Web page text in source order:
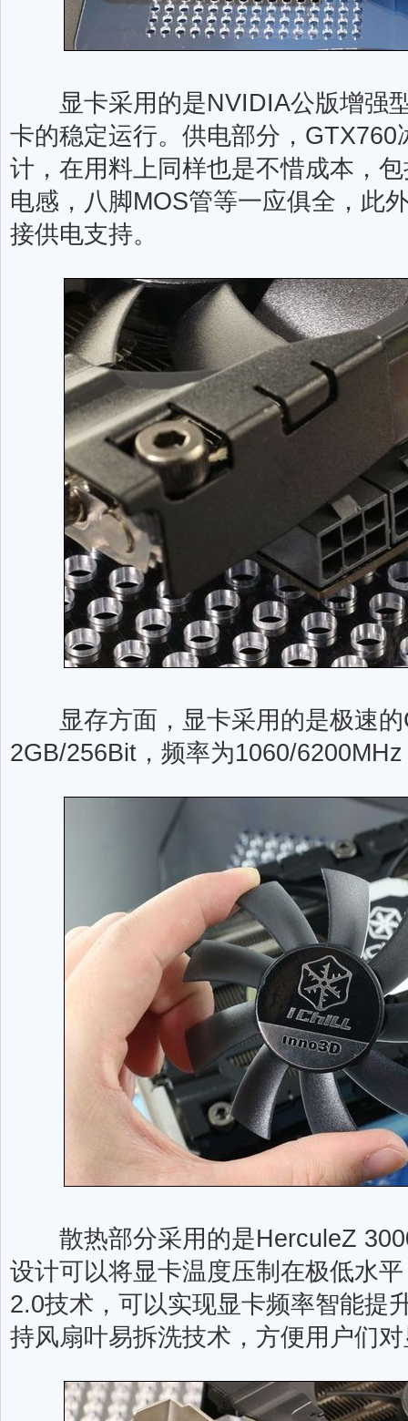
显卡采用的是NVIDIA公版增强
卡的稳定运行。供电部分，
计，在用料上同样也是不惜成本，
电感，八脚MOS管等一应俱全，此
接供电支持。
显存方面，显卡采用的是极速的
2GB/256Bit，频率为1060/
散热部分采用的是HerculeZ
设计可以将显卡温度压制在极低水
2.0技术，可以实现显卡频率智能提
持风扇叶易拆洗技术，方便用户们